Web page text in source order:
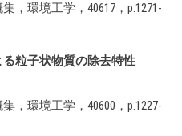
，環境工学，40617，p.1271-
粒子状物質の除去特性
，環境工学，40600，p.1227-